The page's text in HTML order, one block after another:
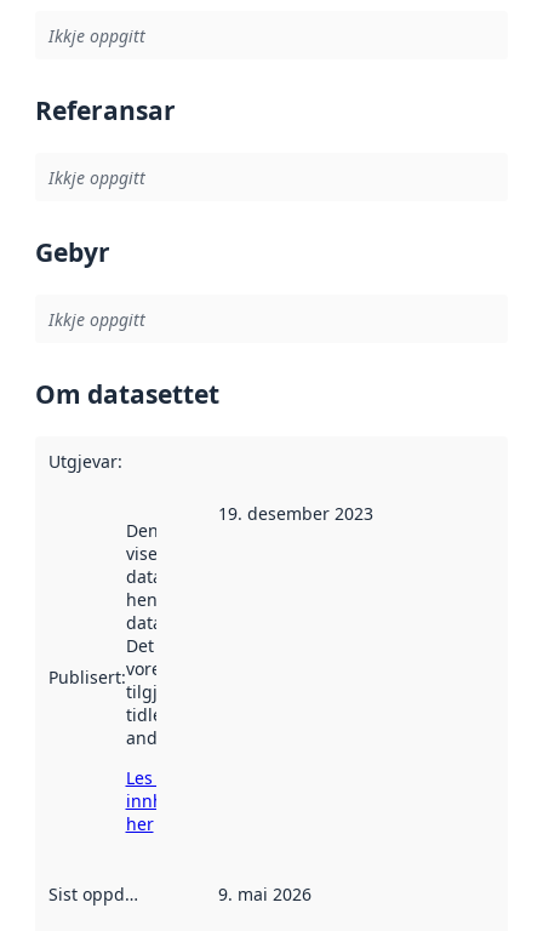
Ikkje oppgitt
Referansar
Ikkje oppgitt
Gebyr
Ikkje oppgitt
Om datasettet
Utgjevar:
Publisert:
Denne datoen
viser når
datasettet vart
henta inn av
data.norge.no.
Det kan ha
vore
tilgjengeleg
tidlegare
andre stader.
Les meir om
innhenting
her
19. desember 2023
Sist oppdatert 9. mai 2026